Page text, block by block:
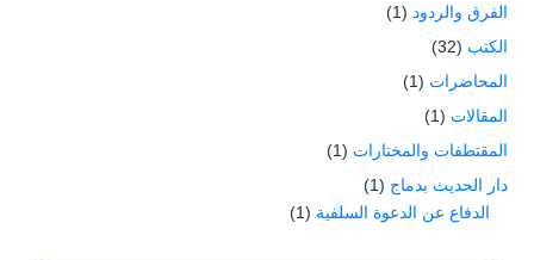
الفرق والردود (1)
الكتب (32)
المحاضرات (1)
المقالات (1)
المقتطفات والمختارات (1)
دار الحديث بدماج (1)
الدفاع عن الدعوة السلفية (1)